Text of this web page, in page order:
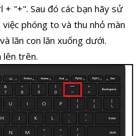
"+". Sau đó các bạn hãy sử
phóng to và thu nhỏ màn
lăn con lăn xuống dưới.
lên trên.